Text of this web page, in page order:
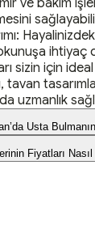
ihtiyaç
sizin için
tavan
uzmanlık
Usta
Fiyatları